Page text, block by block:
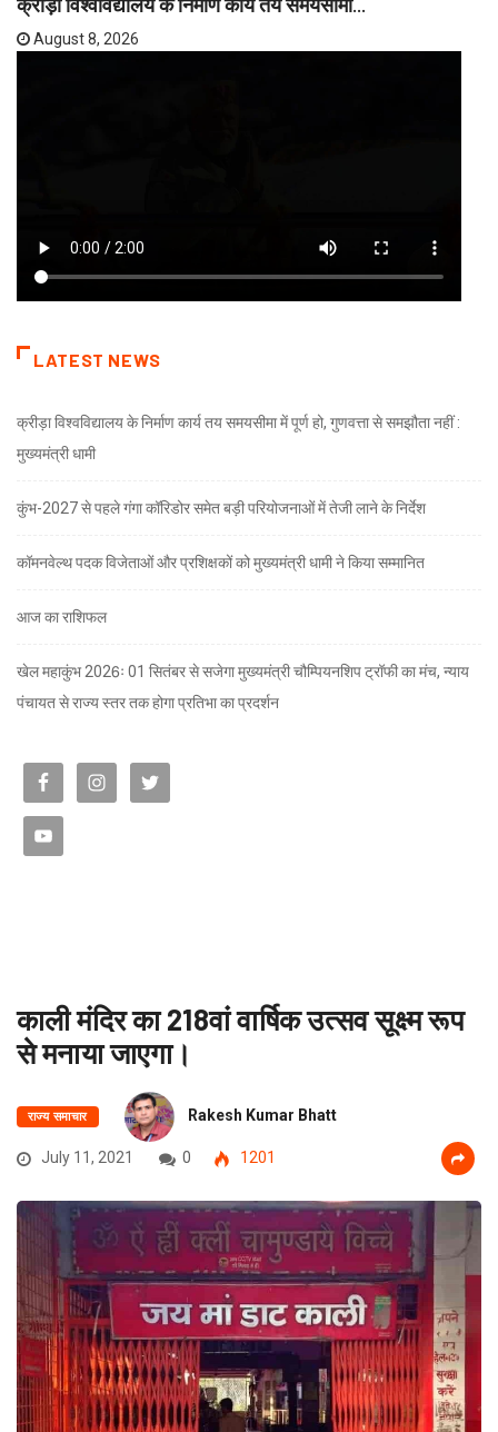
August 8, 2026
LATEST NEWS
क्रीड़ा विश्वविद्यालय के निर्माण कार्य तय समयसीमा में पूर्ण हो, गुणवत्ता से समझौता नहीं :
मुख्यमंत्री धामी
कुंभ-2027 से पहले गंगा कॉरिडोर समेत बड़ी परियोजनाओं में तेजी लाने के निर्देश
कॉमनवेल्थ पदक विजेताओं और प्रशिक्षकों को मुख्यमंत्री धामी ने किया सम्मानित
आज का राशिफल
खेल महाकुंभ 2026ः 01 सितंबर से सजेगा मुख्यमंत्री चौम्पियनशिप ट्रॉफी का मंच, न्याय
पंचायत से राज्य स्तर तक होगा प्रतिभा का प्रदर्शन
काली मंदिर का 218वां वार्षिक उत्सव सूक्ष्म रूप
से मनाया जाएगा।
राज्य समाचार Rakesh Kumar Bhatt
July 11, 2021 0 1201